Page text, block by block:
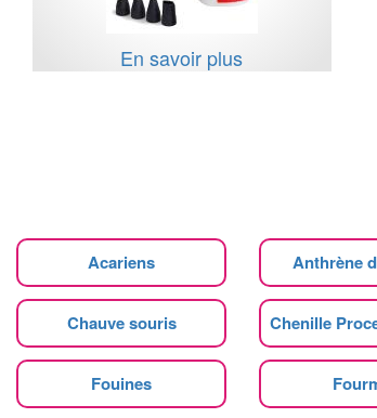
En savoir plus
Acariens Anthrène
Chauve souris Chenille
Fouines